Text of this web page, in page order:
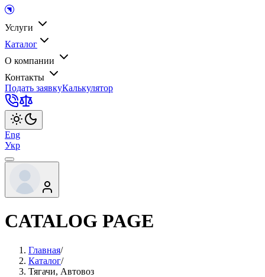
Услуги
Каталог
О компании
Контакты
Подать заявкуКалькулятор
Eng
Укр
CATALOG PAGE
Главная/
Каталог/
Тягачи, Автовоз